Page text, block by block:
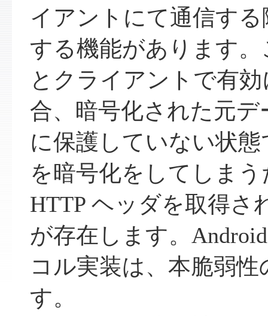
イアントにて通信す
する機能があります
とクライアントで有
合、暗号化された元
に保護していない状
を暗号化をしてしま
HTTP ヘッダを取得さ
が存在します。
コル実装は、本脆弱
す。